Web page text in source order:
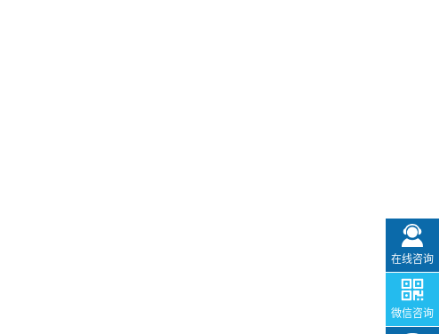
在线咨询
微信咨询